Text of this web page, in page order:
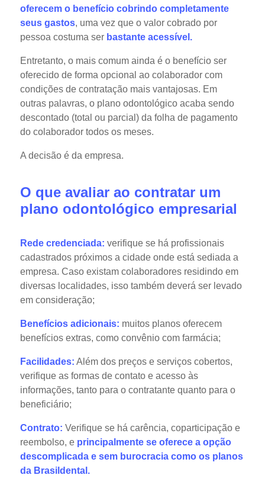
oferecem o benefício cobrindo completamente
seus gastos, uma vez que o valor cobrado por
pessoa costuma ser bastante acessível.
Entretanto, o mais comum ainda é o benefício ser
oferecido de forma opcional ao colaborador com
condições de contratação mais vantajosas. Em
outras palavras, o plano odontológico acaba sendo
descontado (total ou parcial) da folha de pagamento
do colaborador todos os meses.
A decisão é da empresa.
O que avaliar ao contratar um
plano odontológico empresarial
Rede credenciada: verifique se há profissionais
cadastrados próximos a cidade onde está sediada a
empresa. Caso existam colaboradores residindo em
diversas localidades, isso também deverá ser levado
em consideração;
Benefícios adicionais: muitos planos oferecem
benefícios extras, como convênio com farmácia;
Facilidades: Além dos preços e serviços cobertos,
verifique as formas de contato e acesso às
informações, tanto para o contratante quanto para o
beneficiário;
Contrato: Verifique se há carência, coparticipação e
reembolso, e principalmente se oferece a opção
descomplicada e sem burocracia como os planos
da Brasildental.